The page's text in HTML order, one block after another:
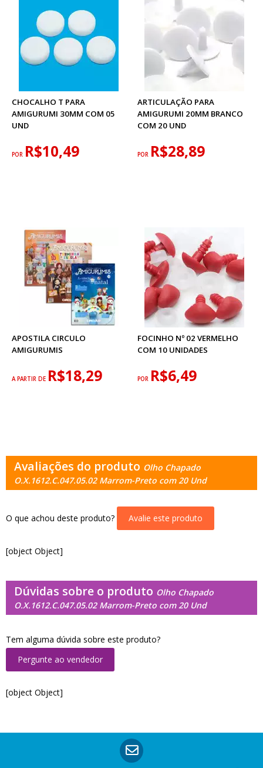
CHOCALHO T PARA
AMIGURUMI 30MM COM 05
UND
POR R$10,49
ARTICULAÇÃO PARA
AMIGURUMI 20MM BRANCO
COM 20 UND
POR R$28,89
APOSTILA CIRCULO
AMIGURUMIS
A PARTIR DE R$18,29
FOCINHO Nº 02 VERMELHO
COM 10 UNIDADES
POR R$6,49
Avaliações do produto Olho Chapado
O.X.1612.C.047.05.02 Marrom-Preto com 20 Und
O que achou deste produto? Avalie este produto
[object Object]
Dúvidas sobre o produto Olho Chapado
O.X.1612.C.047.05.02 Marrom-Preto com 20 Und
Tem alguma dúvida sobre este produto?
Pergunte ao vendedor
[object Object]